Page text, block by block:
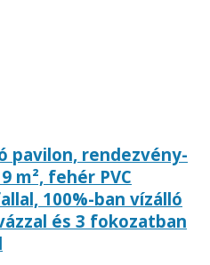
pavilon, rendezvény-
m², fehér PVC
100%-ban vízálló
és 3 fokozatban